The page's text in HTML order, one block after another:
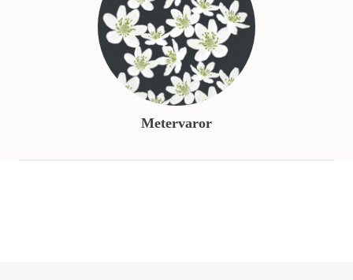
Metervaror